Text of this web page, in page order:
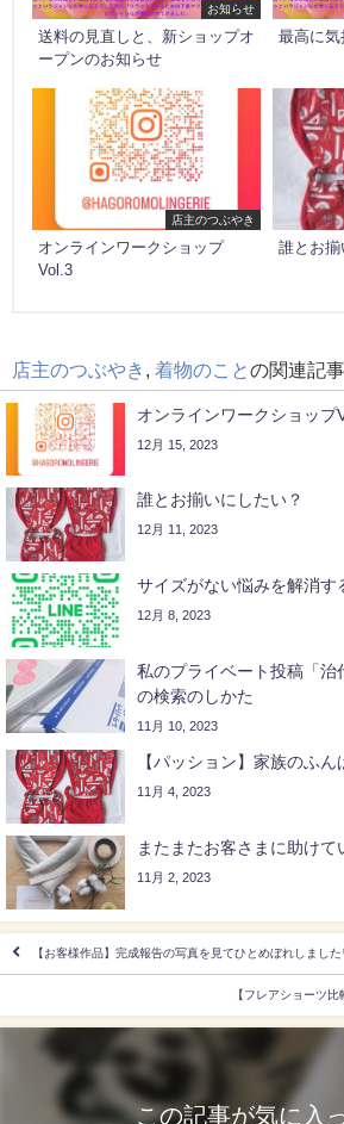
お知らせ
送料の見直しと、新ショップオ
ープンのお知らせ
最高に気
店主のつぶやき
オンラインワークショップ
Vol.3
誰とお揃
店主のつぶやき 着物のことの関連記事
オンラインワークショップ
12月 15, 2023
誰とお揃いにしたい？
12月 11, 2023
サイズがない悩みを解消す
12月 8, 2023
私のプライベート投稿「治
の検索のしかた
11月 10, 2023
【パッション】家族のふ
11月 4, 2023
またまたお客さまに助けて
11月 2, 2023
【お客様作品】完成報告の写真を見てひとめぼれしまし
【フレアショーツ
この記事が気に入